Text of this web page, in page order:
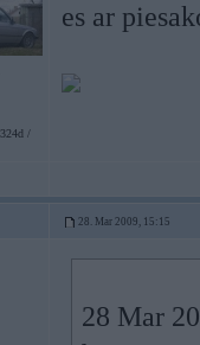
/
es ar
28. Mar 2009, 15:15
28 Mar